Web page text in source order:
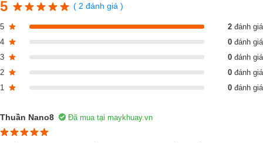
5 ( 2 đánh giá )
5 2 đánh giá
4
0 đánh giá
3
0 đánh giá
2
0 đánh giá
1
0 đánh giá
Thuần Nano8 Đã mua tại maykhuay.vn